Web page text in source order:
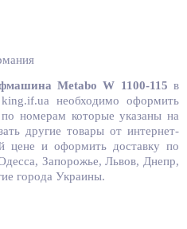
Metabo W 1100-115 в
необходимо оформить
номерам которые указаны на
другие товары от интернет-
цене и оформить доставку по
Запорожье, Львов, Днепр,
города Украины.